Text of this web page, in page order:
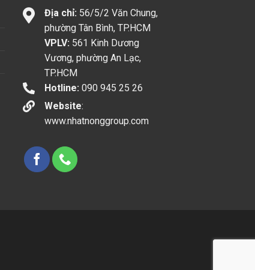
Địa chỉ: 56/5/2 Văn Chung,
phường Tân Bình, TP.HCM
VPLV: 561 Kinh Dương
Vương, phường An Lạc,
TP.HCM
Hotline: 090 945 25 26
Website:
www.nhatnonggroup.com